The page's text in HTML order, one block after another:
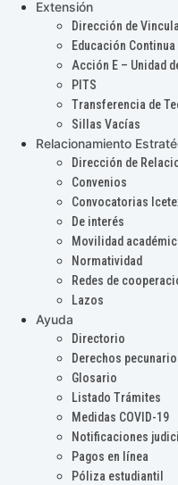
Extensión
Dirección de
Educación Continua
Acción E – Unidad
PITS
Transferencia de
Sillas Vacías
Relacionamiento
Dirección de
Convenios
Convocatorias
De interés
Movilidad
Normatividad
Redes de
Lazos
Ayuda
Directorio
Derechos
Glosario
Listado Trámites
Medidas COVID-19
Notificaciones
Pagos en línea
Póliza estudiantil